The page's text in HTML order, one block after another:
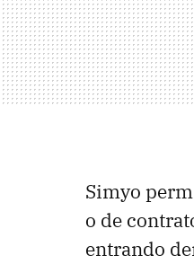
Simyo
o de
entrando